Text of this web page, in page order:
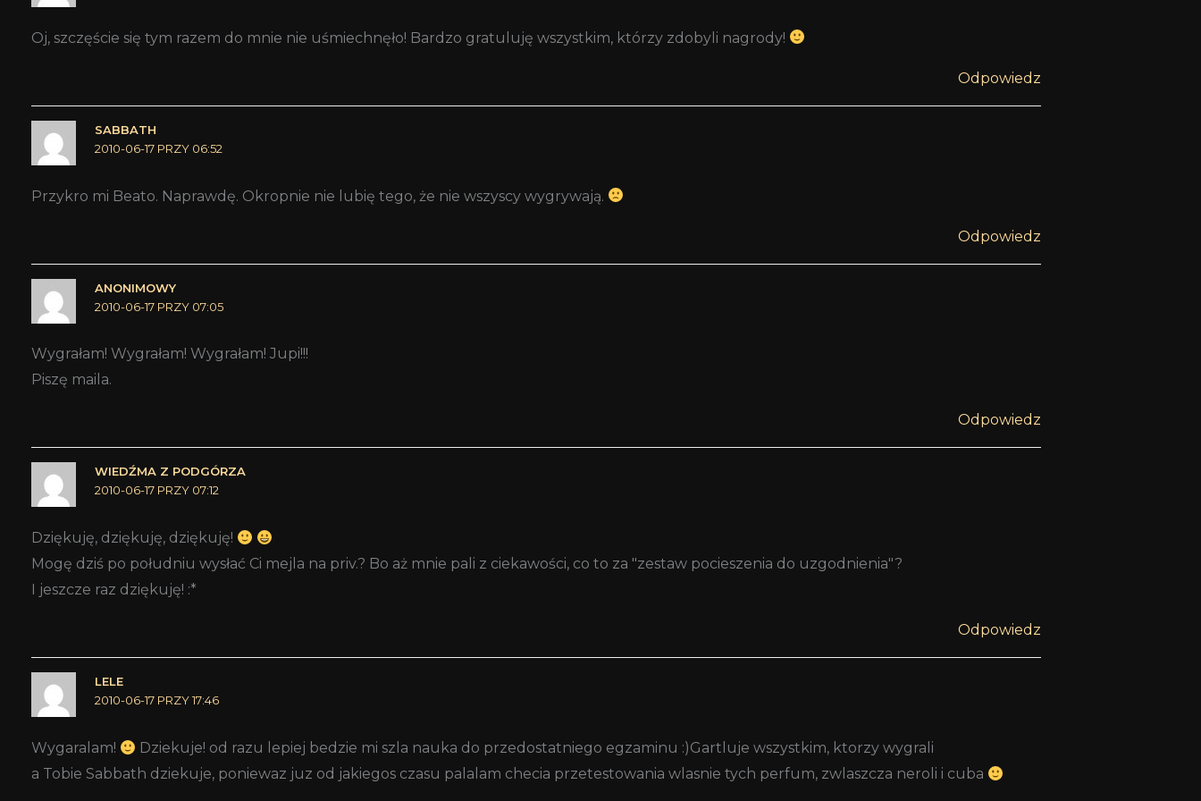
Oj, szczęście się tym razem do mnie nie uśmiechnęło! Bardzo gratuluję wszystkim, którzy zdobyli nagrody!
Odpowiedz
SABBATH
2010-06-17 PRZY 06:52
Przykro mi Beato. Naprawdę. Okropnie nie lubię tego, że nie wszyscy wygrywają.
Odpowiedz
ANONIMOWY
2010-06-17 PRZY 07:05
Wygrałam! Wygrałam! Wygrałam! Jupi!!!
Piszę maila.
Odpowiedz
WIEDŹMA Z PODGÓRZA
2010-06-17 PRZY 07:12
Dziękuję, dziękuję, dziękuję!
Mogę dziś po południu wysłać Ci mejla na priv.? Bo aż mnie pali z ciekawości, co to za "zestaw pocieszenia do uzgodnienia"?
I jeszcze raz dziękuję! :*
Odpowiedz
LELE
2010-06-17 PRZY 17:46
Wygaralam!
Dziekuje! od razu lepiej bedzie mi szla nauka do przedostatniego egzaminu :)Gartluje wszystkim, ktorzy wygrali
a Tobie Sabbath dziekuje, poniewaz juz od jakiegos czasu palalam checia przetestowania wlasnie tych perfum, zwlaszcza neroli i cuba